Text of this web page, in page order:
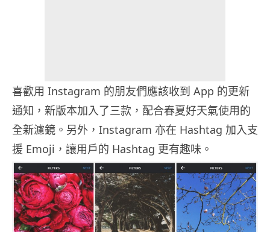
喜歡用 Instagram 的朋友們應該收到 App 的更新
通知，新版本加入了三款，配合春夏好天氣使用的
全新濾鏡。另外，Instagram 亦在 Hashtag 加入支
援 Emoji，讓用戶的 Hashtag 更有趣味。